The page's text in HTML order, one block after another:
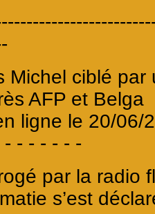
Michel ciblé par
AFP et Belga
ligne le 20/06/
- - - - - - -
par la radio
s’est